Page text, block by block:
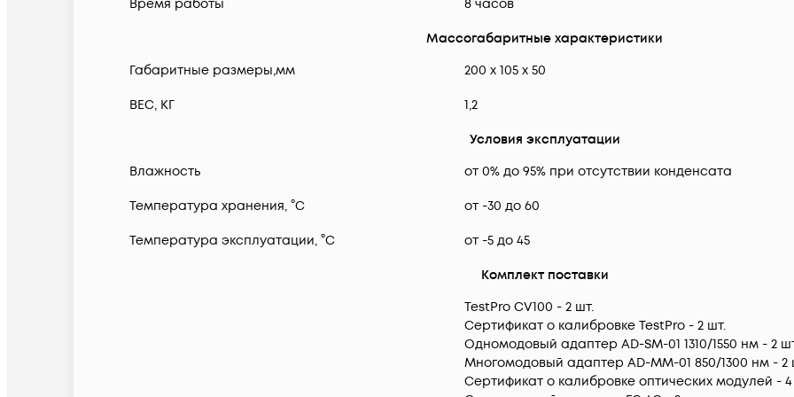
Время работы 8 часов
Массогабаритные характеристики
Габаритные размеры,мм
200 x 105 x 50
ВЕС, КГ 1,2
Условия эксплуатации
Влажность
от 0% до 95% при отсутствии конденсата
Температура хранения, °C от -30 до 60
Температура эксплуатации, °C от -5 до 45
Комплект поставки
TestPro CV100 - 2 шт.
Сертификат о калибровке TestPro - 2 шт.
Одномодовый адаптер AD-SM-01 1310/1550 нм - 2
Многомодовый адаптер AD-MM-01 850/1300 нм - 2
Сертификат о калибровке оптических модулей -